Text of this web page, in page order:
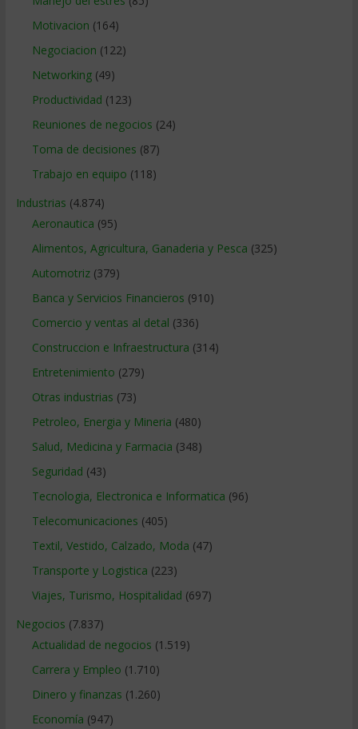
Motivacion (164)
Negociacion (122)
Networking(49)
Productividad (123)
Reuniones de negocios (24)
Toma de decisiones (87)
Trabajo en equipo (118)
Industrias (4.874)
Aeronautica (95)
Alimentos, Agricultura, Ganaderia y Pesca (325)
Automotriz(379)
Banca y Servicios Financieros (910)
Comercio y ventas al detal (336)
Construccion e Infraestructura (314)
Entretenimiento (279)
Otras industrias (73)
Petroleo, Energia y Mineria (480)
Salud, Medicina y Farmacia (348)
Seguridad (43)
Tecnologia, Electronica e Informatica (96)
Telecomunicaciones (405)
Textil, Vestido, Calzado, Moda (47)
Transporte y Logistica (223)
Viajes, Turismo, Hospitalidad (697)
Negocios (7.837)
Actualidad de negocios (1.519)
Carrera y Empleo (1.710)
Dinero y finanzas (1.260)
Economía (947)